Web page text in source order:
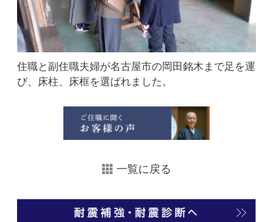
住職と副住職夫婦が名古屋市の岡田銘木まで足を運
び、床柱、床框を選ばれました。
一覧に戻る